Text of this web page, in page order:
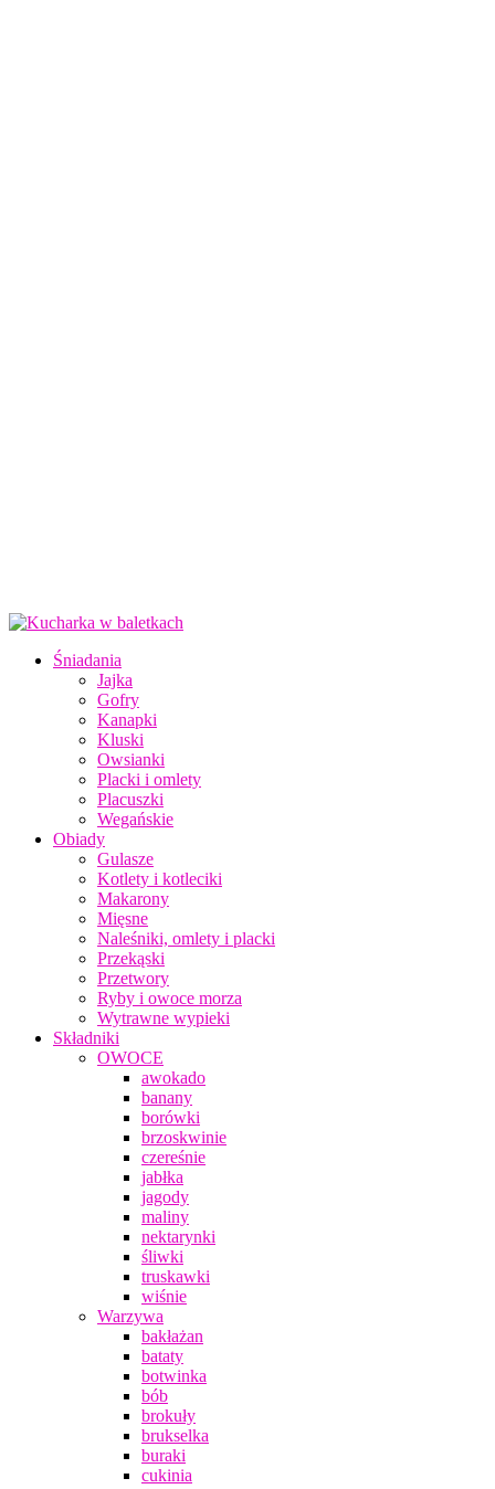
Śniadania
Jajka
Gofry
Kanapki
Kluski
Owsianki
Placki i omlety
Placuszki
Wegańskie
Obiady
Gulasze
Kotlety i kotleciki
Makarony
Mięsne
Naleśniki, omlety i placki
Przekąski
Przetwory
Ryby i owoce morza
Wytrawne wypieki
Składniki
OWOCE
awokado
banany
borówki
brzoskwinie
czereśnie
jabłka
jagody
maliny
nektarynki
śliwki
truskawki
wiśnie
Warzywa
bakłażan
bataty
botwinka
bób
brokuły
brukselka
buraki
cukinia